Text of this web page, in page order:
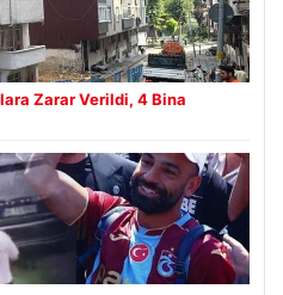
Zarar Verildi, 4 Bina